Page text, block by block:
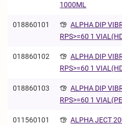
1000ML
018860101
ALPHA DIP
RPS>=60 1
018860102
ALPHA DIP
RPS>=60 1
018860103
ALPHA DIP
RPS>=60 1
011560101
ALPHA JECT